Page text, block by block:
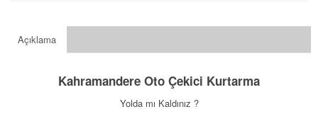
Açıklama
Kahramandere Oto Çekici Kurtarma
Yolda mı Kaldınız ?